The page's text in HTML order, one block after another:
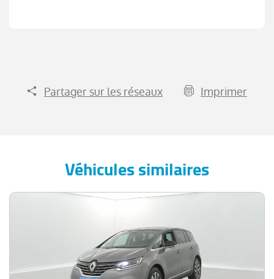
Partager sur les réseaux Imprimer
Véhicules similaires